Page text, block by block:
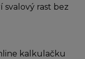
svalový rast bez
kalkulačku